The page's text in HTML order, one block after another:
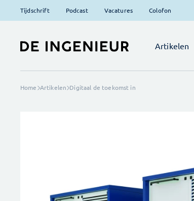
Tijdschrift Podcast Vacatures Colofon
Artikelen
Home Artikelen Digitaal de toekomst in